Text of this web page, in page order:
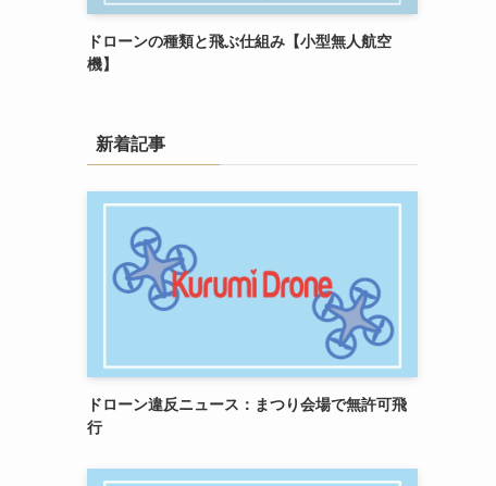
ドローンの種類と飛ぶ仕組み【小型無人航空
機】
新着記事
ドローン違反ニュース：まつり会場で無許可飛
行